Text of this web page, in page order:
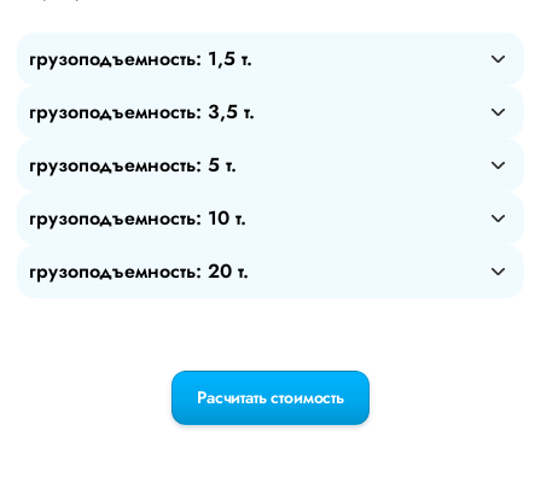
грузоподъемность: 1,5 т.
грузоподъемность: 3,5 т.
грузоподъемность: 5 т.
грузоподъемность: 10 т.
грузоподъемность: 20 т.
Расчитать стоимость